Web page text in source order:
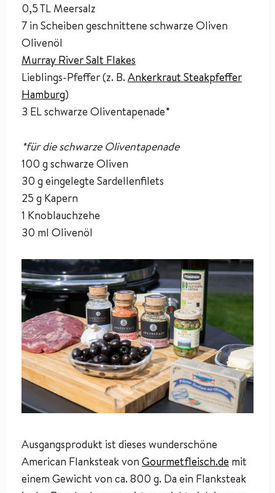
0,5 TL Meersalz
7 in Scheiben geschnittene schwarze Oliven
Olivenöl
Murray River Salt Flakes
Lieblings-Pfeffer (z. B.Ankerkraut Steakpfeffer
Hamburg)
3 EL schwarze Oliventapenade*
*für die schwarze Oliventapenade
100 g schwarze Oliven
30 g eingelegte Sardellenfilets
25 g Kapern
1 Knoblauchzehe
30 ml Olivenöl
Ausgangsprodukt ist dieses wunderschöne
American Flanksteak von Gourmetfleisch.de mit
einem Gewicht von ca. 800 g. Da ein Flanksteak